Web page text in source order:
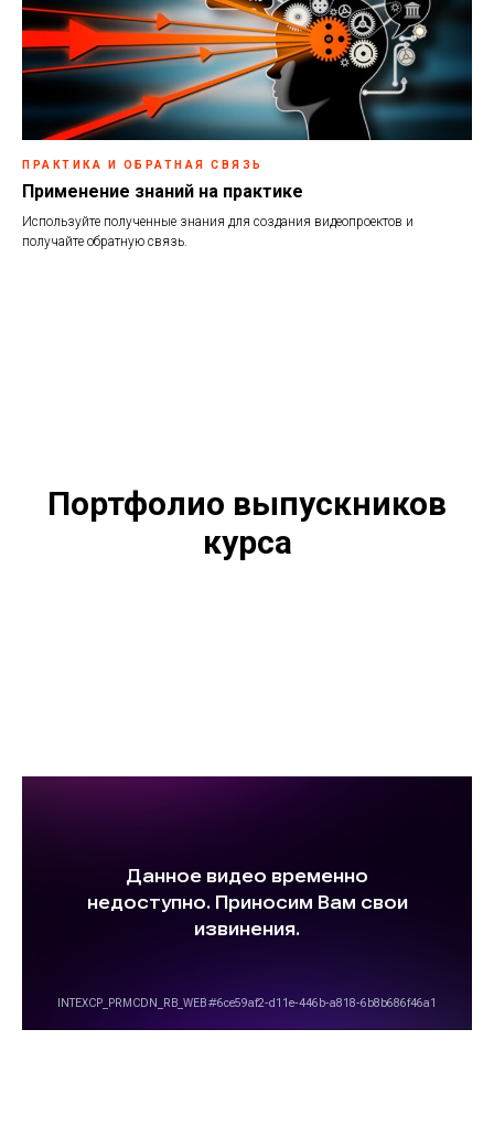
ПРАКТИКА И ОБРАТНАЯ СВЯЗЬ
Применение знаний на практике
Используйте полученные знания для создания видеопроектов и
получайте обратную связь.
Портфолио выпускников
курса